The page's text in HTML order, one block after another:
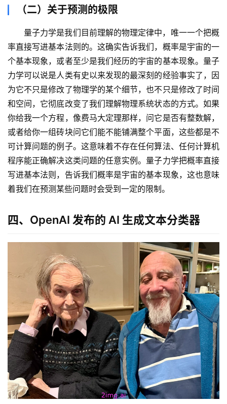
绘
梦
字
形
绘
梦
青
龙
绘
梦
白
绘
产
品
目
录
行
业
资
登录 注册
（二）关于预测的极限
量子力学是我们目前理解的物理定律中，唯一一个把概
率直接写进基本法则的。这确实告诉我们，概率是宇宙的一
个基本现象，或者至少是我们经历的宇宙的基本现象。量子
力学可以说是人类有史以来发现的最深刻的经验事实了，因
为它不只是修改了物理学的某个细节，也不只是修改了时间
和空间，它彻底改变了我们理解物理系统状态的方式。如果
你给我一个方程，像费马大定理那样，问它是否有整数解，
或者给你一组砖块问它们能不能铺满整个平面，这些都是不
可计算问题的例子。这意味着不存在任何算法、任何计算机
程序能正确解决这类问题的任意实例。量子力学把概率直接
写进基本法则，告诉我们概率是宇宙的基本现象，这也意味
着我们在预测某些问题时会受到一定的限制。
四、OpenAI 发布的 AI 生成文本分类器